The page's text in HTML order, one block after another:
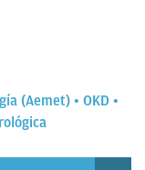
(Aemet)
OKD